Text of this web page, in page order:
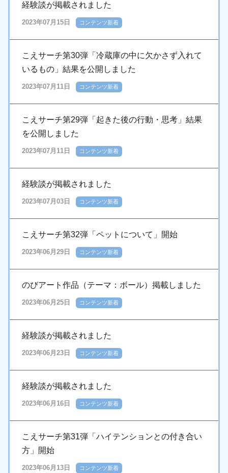
経験談が掲載されました
コンテンツ新着
2023年07月15日
こえサーチ第30弾「冷蔵庫の中に欠かさず入れて
いるもの」結果を公開しました
コンテンツ新着
2023年07月11日
こえサーチ第29弾「起きた後の行動・思考」結果
を公開しました
コンテンツ新着
2023年07月11日
経験談が掲載されました
コンテンツ新着
2023年07月03日
こえサーチ第32弾「ペットについて」開始
コンテンツ新着
2023年06月29日
のびアート作品（テーマ：ボール）掲載しました
コンテンツ新着
2023年06月25日
経験談が掲載されました
コンテンツ新着
2023年06月23日
経験談が掲載されました
コンテンツ新着
2023年06月16日
こえサーチ第31弾「ハイテンションとの付き合い
方」開始
コンテンツ新着
2023年06月13日